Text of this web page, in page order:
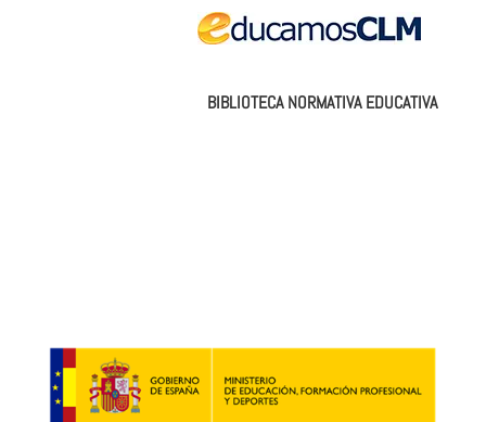
BIBLIOTECA NORMATIVA EDUCATIVA